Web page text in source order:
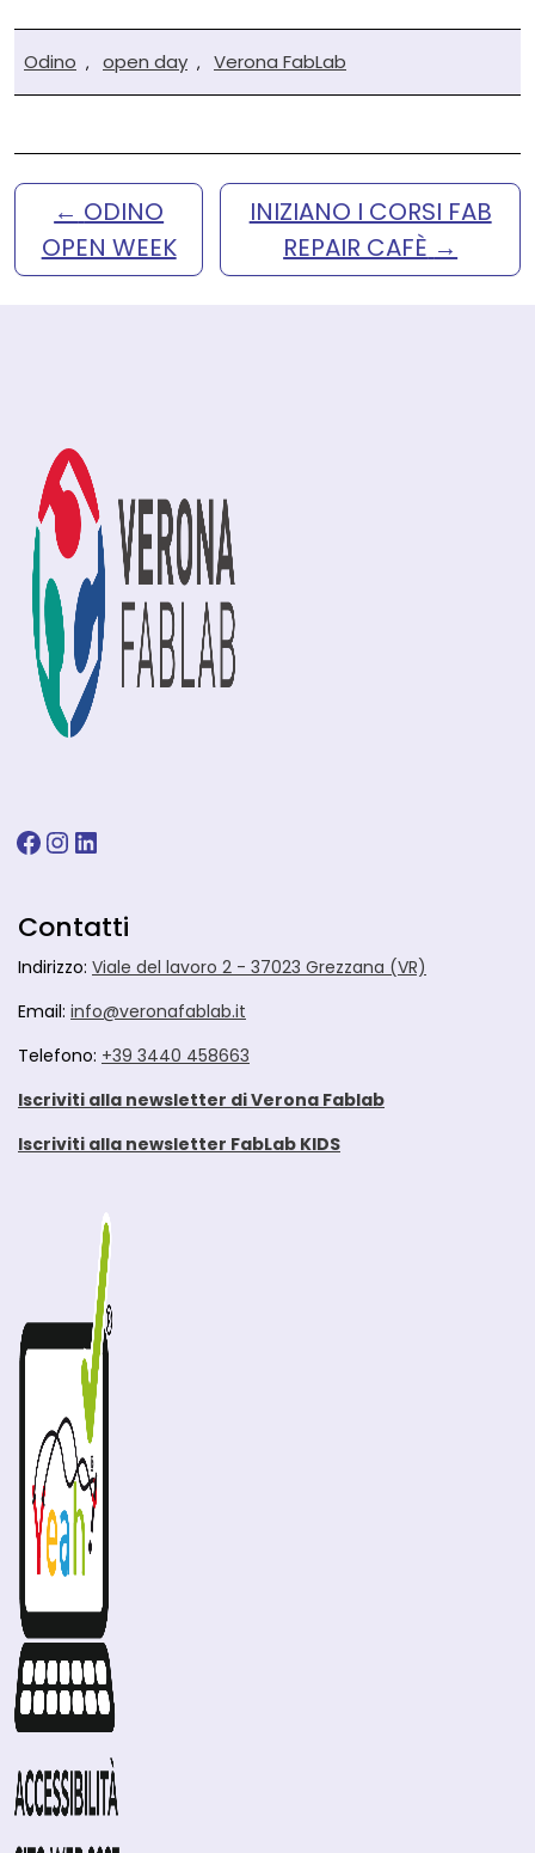
Odino , open day , Verona FabLab
← ODINO
OPEN WEEK
INIZIANO I CORSI FAB
REPAIR CAFÈ →
Facebook
Instagram
LinkedIn
Contatti
Indirizzo: Viale del lavoro 2 - 37023 Grezzana (VR)
Email: info@veronafablab.it
Telefono: +39 3440 458663
Iscriviti alla newsletter di Verona Fablab
Iscriviti alla newsletter FabLab KIDS